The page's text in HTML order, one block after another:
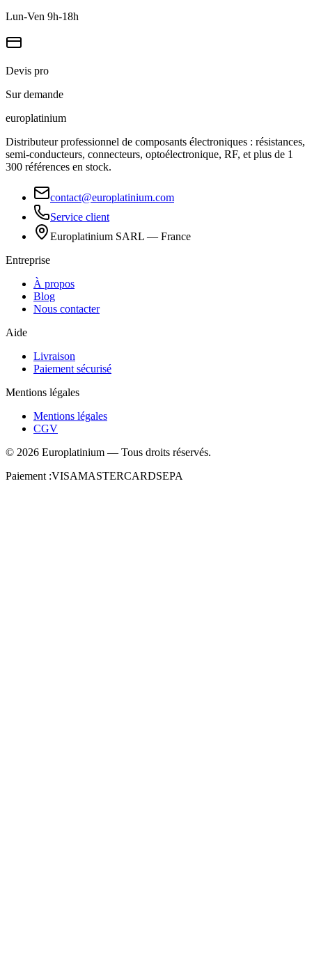
Lun-Ven 9h-18h
Devis pro
Sur demande
europlatinium
Distributeur professionnel de composants électroniques : résistances,
semi-conducteurs, connecteurs, optoélectronique, RF, et plus de 1
300 références en stock.
contact@europlatinium.com
Service client
Europlatinium SARL — France
Entreprise
À propos
Blog
Nous contacter
Aide
Livraison
Paiement sécurisé
Mentions légales
Mentions légales
CGV
© 2026 Europlatinium — Tous droits réservés.
Paiement :VISAMASTERCARDSEPA